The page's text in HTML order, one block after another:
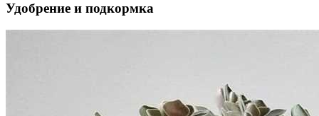
Удобрение и подкормка